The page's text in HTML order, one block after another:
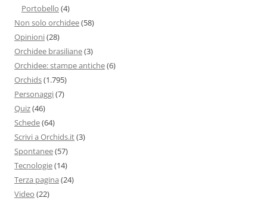
Portobello (4)
Non solo orchidee(58)
Opinioni(28)
Orchidee brasiliane(3)
Orchidee: stampe antiche(6)
Orchids(1.795)
Personaggi(7)
Quiz(46)
Schede(64)
Scrivi a Orchids.it(3)
Spontanee(57)
Tecnologie(14)
Terza pagina (24)
Video (22)